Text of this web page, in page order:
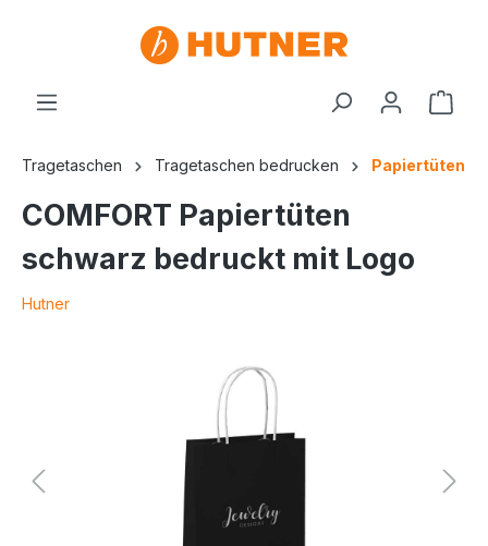
Tragetaschen Tragetaschen bedrucken Papiertüten
COMFORT Papiertüten
schwarz bedruckt mit Logo
Hutner